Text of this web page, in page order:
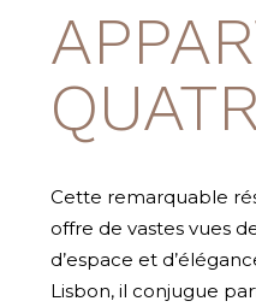
Cette remarquable
offre de vastes vues
d’espace et
Lisbon, il conjugue